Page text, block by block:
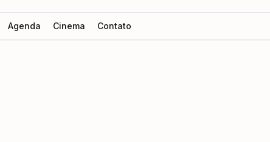
Agenda Cinema Contato